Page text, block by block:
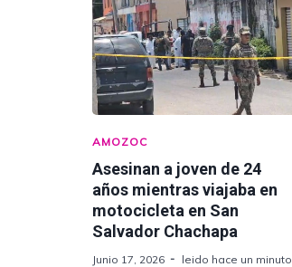
AMOZOC
Asesinan a joven de 24
años mientras viajaba en
motocicleta en San
Salvador Chachapa
Junio 17, 2026 leido hace un minuto